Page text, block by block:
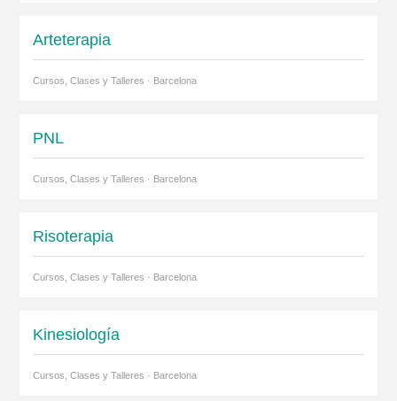
Arteterapia
Cursos, Clases y Talleres · Barcelona
PNL
Cursos, Clases y Talleres · Barcelona
Risoterapia
Cursos, Clases y Talleres · Barcelona
Kinesiología
Cursos, Clases y Talleres · Barcelona